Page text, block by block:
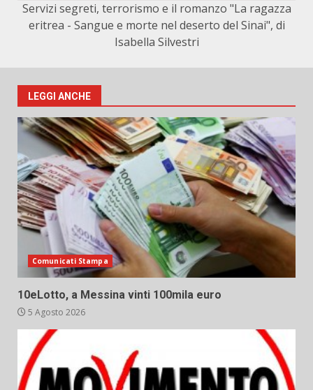
Servizi segreti, terrorismo e il romanzo "La ragazza
eritrea - Sangue e morte nel deserto del Sinai", di
Isabella Silvestri
LEGGI ANCHE
Comunicati Stampa
10eLotto, a Messina vinti 100mila euro
5 Agosto 2026